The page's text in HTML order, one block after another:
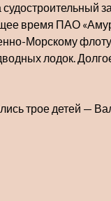
время ПАО
Морскому
лодок.
трое детей —